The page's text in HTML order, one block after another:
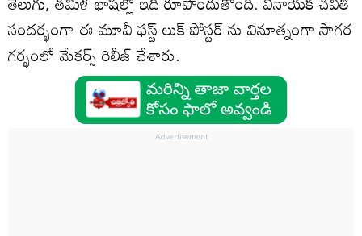
సందర్భంగా ఈ మూవీ ఫస్ట్ లుక్ పోస్టర్ ను వినూత్నంగా సాగర
గర్భంలో మేకర్స్ రిలీజ్ చేశారు.